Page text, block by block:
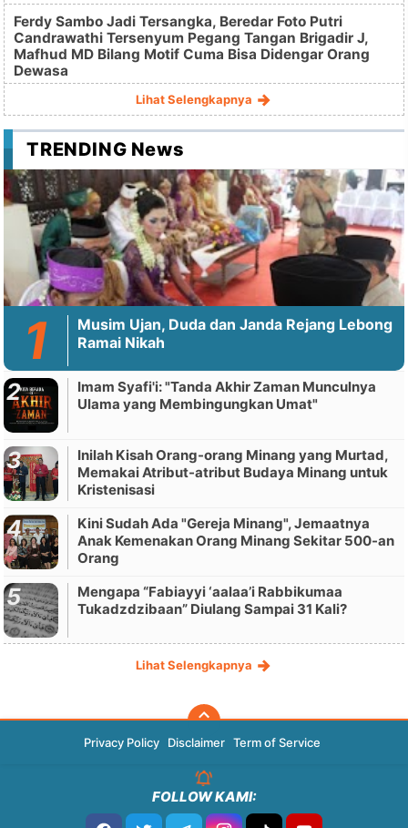
Ferdy Sambo Jadi Tersangka, Beredar Foto Putri
Candrawathi Tersenyum Pegang Tangan Brigadir J,
Mafhud MD Bilang Motif Cuma Bisa Didengar Orang
Dewasa
Lihat Selengkapnya
TRENDING News
Musim Ujan, Duda dan Janda Rejang Lebong
Ramai Nikah
Imam Syafi'i: "Tanda Akhir Zaman Munculnya
Ulama yang Membingungkan Umat"
Inilah Kisah Orang-orang Minang yang Murtad,
Memakai Atribut-atribut Budaya Minang untuk
Kristenisasi
Kini Sudah Ada "Gereja Minang", Jemaatnya
Anak Kemenakan Orang Minang Sekitar 500-an
Orang
Mengapa “Fabiayyi ‘aalaa’i Rabbikumaa
Tukadzdzibaan” Diulang Sampai 31 Kali?
Lihat Selengkapnya
Privacy Policy Disclaimer Term of Service
FOLLOW KAMI: